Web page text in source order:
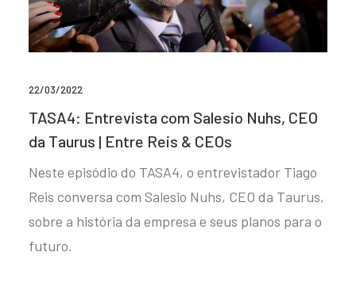
22/03/2022
TASA4: Entrevista com Salesio Nuhs, CEO
da Taurus | Entre Reis & CEOs
Neste episódio do TASA4, o entrevistador Tiago
Reis conversa com Salesio Nuhs, CEO da Taurus,
sobre a história da empresa e seus planos para o
futuro.